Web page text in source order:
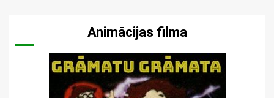
Animācijas filma